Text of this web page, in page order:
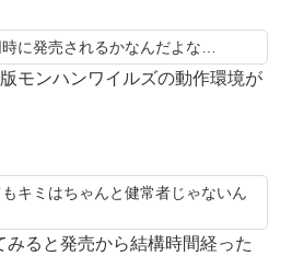
に発売されるかなんだよな…
モンハンワイルズの動作環境が
キミはちゃんと健常者じゃないん
みると発売から結構時間経った